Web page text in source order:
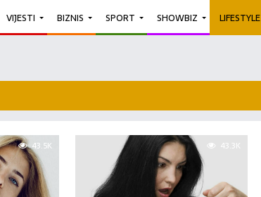
VIJESTI BIZNIS SPORT SHOWBIZ LIFESTYLE
43.5K 43.3K